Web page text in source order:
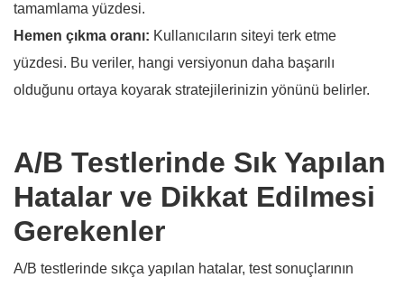
tamamlama yüzdesi.
Hemen çıkma oranı: Kullanıcıların siteyi terk etme
yüzdesi. Bu veriler, hangi versiyonun daha başarılı
olduğunu ortaya koyarak stratejilerinizin yönünü belirler.
A/B Testlerinde Sık Yapılan
Hatalar ve Dikkat Edilmesi
Gerekenler
A/B testlerinde sıkça yapılan hatalar, test sonuçlarının